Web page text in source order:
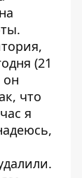
(21
он
что
я